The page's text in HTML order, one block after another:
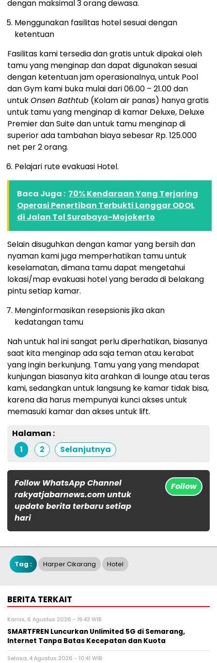
dengan maksimal 3 orang dewasa.
Menggunakan fasilitas hotel sesuai dengan
ketentuan
Fasilitas kami tersedia dan gratis untuk dipakai oleh
tamu yang menginap dan dapat digunakan sesuai
dengan ketentuan jam operasionalnya, untuk Pool
dan Gym kami buka mulai dari 06.00 – 21.00 dan
untukOnsen Bathtub (Kolam air panas) hanya gratis
untuk tamu yang menginap di kamar Deluxe, Deluxe
Premier dan Suite dan untuk tamu menginap di
superior ada tambahan biaya sebesar Rp. 125.000
net per 2 orang.
Pelajari rute evakuasi Hotel.
Baca Juga : 70% Kendaraan Yang Terjaring
Operasi Penertiban Terbukti Langgar ODOL
di Jalan Tol Surabaya-Mojokerto
Selain disuguhkan dengan kamar yang bersih dan
nyaman kami juga memperhatikan tamu untuk
keselamatan, dimana tamu dapat mengetahui
lokasi/map evakuasi hotel yang berada di belakang
pintu setiap kamar.
Menginformasikan resepsionis jika akan
kedatangan tamu
Nah untuk hal ini sangat perlu diperhatikan, biasanya
saat kita menginap ada saja teman atau kerabat
yang ingin berkunjung. Tamu yang yang mendapat
kunjungan biasanya kita arahkan di lounge atau teras
kami, sedangkan untuk langsung ke kamar tidak bisa,
karena dia harus mempunyai kunci akses untuk
memasuki kamar dan akses untuk lift.
Halaman :
1
2 Selanjutnya
Follow WhatsApp Channel
rakyatjabarnews.com untuk
update berita terbaru setiap
hari
Follow
Tag : Harper Cikarang Hotel
BERITA TERKAIT
Kamis, 6 Agustus 2026 - 19:43 WIB
SMARTFREN Luncurkan Unlimited 5G di Semarang,
Internet Tanpa Batas Kecepatan dan Kuota
Selasa, 4 Agustus 2026 - 10:41 WIB